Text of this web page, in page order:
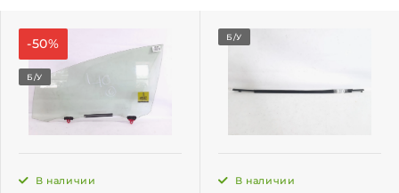
-50%
Б/У
В наличии
Б/У
В наличии